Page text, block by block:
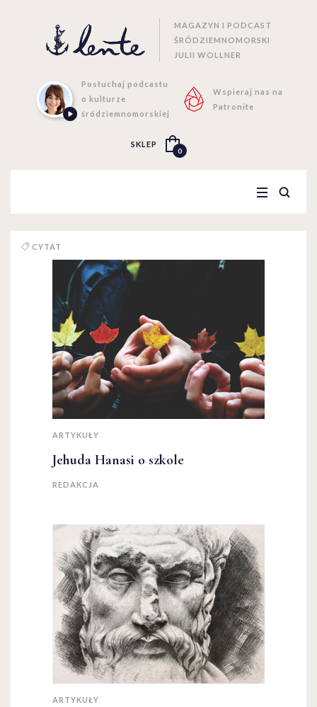
MAGAZYN I PODCAST
ŚRÓDZIEMNOMORSKI
JULII WOLLNER
Posłuchaj podcastu
o kulturze
śródziemnomorskiej
Wspieraj nas na
Patronite
SKLEP
0
CYTAT
ARTYKUŁY
Jehuda Hanasi o szkole
REDAKCJA
ARTYKUŁY